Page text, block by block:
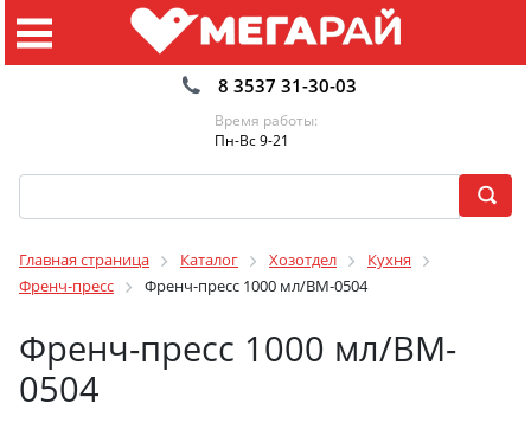
8 3537 31-30-03
Время работы:
Пн-Вс 9-21
Главная страница Каталог Хозотдел
Кухня
Френч-пресс
Френч-пресс 1000 мл/BM-0504
Френч-пресс 1000 мл/BM-
0504